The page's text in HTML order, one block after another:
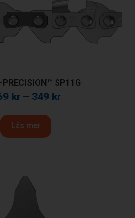
PRECISION™ SP11G
kr– 349 kr
Läs mer